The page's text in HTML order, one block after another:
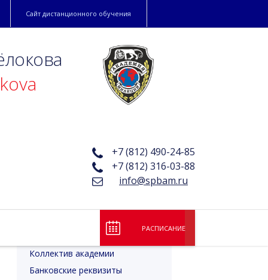
Сайт дистанционного обучения
+7 (812) 490-24-85
+7 (812) 316-03-88
info@spbam.ru
РАСПИСАНИЕ
Лицензия и аккредитация
Коллектив академии
Банковские реквизиты